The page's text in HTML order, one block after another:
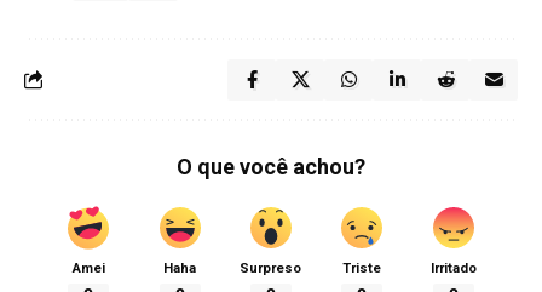
O que você achou?
Amei Haha Surpreso Triste Irritado